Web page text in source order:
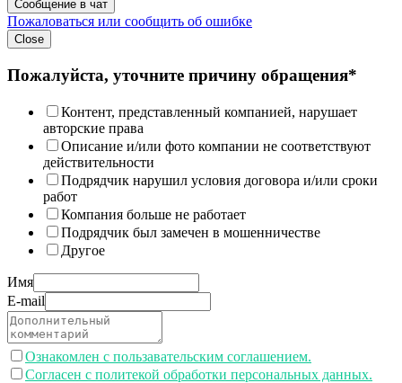
Сообщение в чат
Пожаловаться или сообщить об ошибке
Close
Пожалуйста, уточните причину обращения*
Контент, представленный компанией, нарушает
авторские права
Описание и/или фото компании не соответствуют
действительности
Подрядчик нарушил условия договора и/или сроки
работ
Компания больше не работает
Подрядчик был замечен в мошенничестве
Другое
Имя
E-mail
Ознакомлен с пользавательским соглашением.
Согласен с политекой обработки персональных данных.